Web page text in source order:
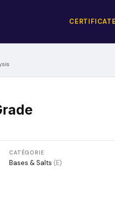
CATÉGORIE
Bases & Salts (E)